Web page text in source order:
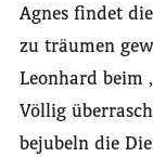
Agnes findet
zu träumen
Leonhard beim
Völlig
bejubeln die